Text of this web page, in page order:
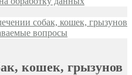
собак, кошек, грызунов
вопросы
кошек, грызунов